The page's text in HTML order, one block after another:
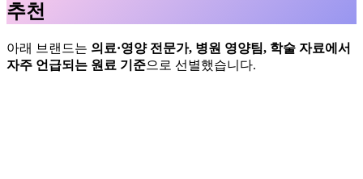
추천
아래 브랜드는 의료·영양 전문가, 병원 영양팀, 학술 자료에서
자주 언급되는 원료 기준으로 선별했습니다.